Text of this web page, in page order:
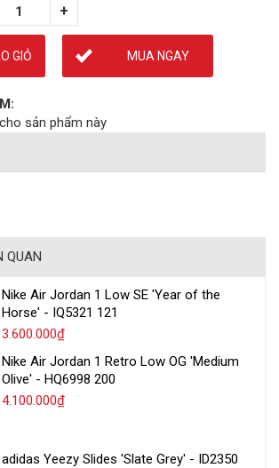
GIỎ MUA NGAY
sản phẩm này
QUAN
Nike Air Jordan 1 Low SE 'Year of the
Horse' - IQ5321 121
3.600.000₫
Nike Air Jordan 1 Retro Low OG 'Medium
Olive' - HQ6998 200
4.100.000₫
adidas Yeezy Slides 'Slate Grey' - ID2350